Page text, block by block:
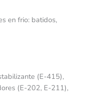
en frio: batidos,
(E-415),
(E-202, E-211),